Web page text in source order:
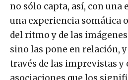
no sólo capta, así, con una
una experiencia somática
del ritmo y de las
sino las pone en relación,
través de las imprevistas y
asociaciones que los